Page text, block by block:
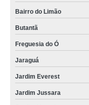
Bairro do Limão
Butantã
Freguesia do Ó
Jaraguá
Jardim Everest
Jardim Jussara